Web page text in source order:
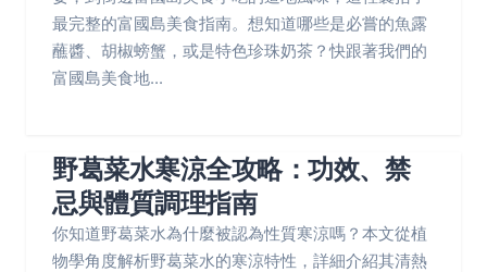
最完整的富國島美食指南。想知道哪些是必嘗的魚露
蘸醬、胡椒螃蟹，或是特色珍珠奶茶？快跟著我們的
富國島美食地...
野葛菜水寒涼全攻略：功效、禁
忌與體質調理指南
你知道野葛菜水為什麼被認為性質寒涼嗎？本文從植
物學角度解析野葛菜水的寒涼特性，詳細介紹其清熱